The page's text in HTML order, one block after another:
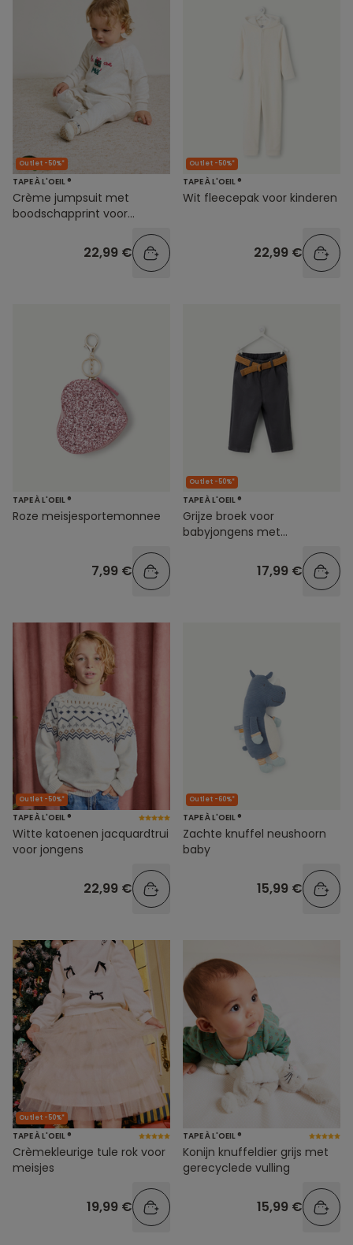
Outlet -50%*
TAPE À L'OEIL ®
Crème jumpsuit met
boodschapprint voor
22,99 €
Outlet -50%*
TAPE À L'OEIL ®
Wit fleecepak voor kinderen
22,99 €
TAPE À L'OEIL ®
Roze meisjesportemonnee
7,99 €
Outlet -50%*
TAPE À L'OEIL ®
Grijze broek voor
babyjongens met
17,99 €
Outlet -50%*
TAPE À L'OEIL ®
Witte katoenen jacquardtrui
voor jongens
22,99 €
Outlet -60%*
TAPE À L'OEIL ®
Zachte knuffel neushoorn
baby
15,99 €
Outlet -50%*
TAPE À L'OEIL ®
Crèmekleurige tule rok voor
meisjes
19,99 €
TAPE À L'OEIL ®
Konijn knuffeldier grijs met
gerecyclede vulling
15,99 €